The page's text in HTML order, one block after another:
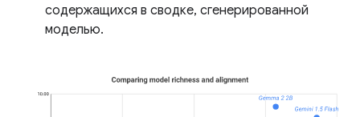
содержащихся в сводке, сгенерированной
моделью.